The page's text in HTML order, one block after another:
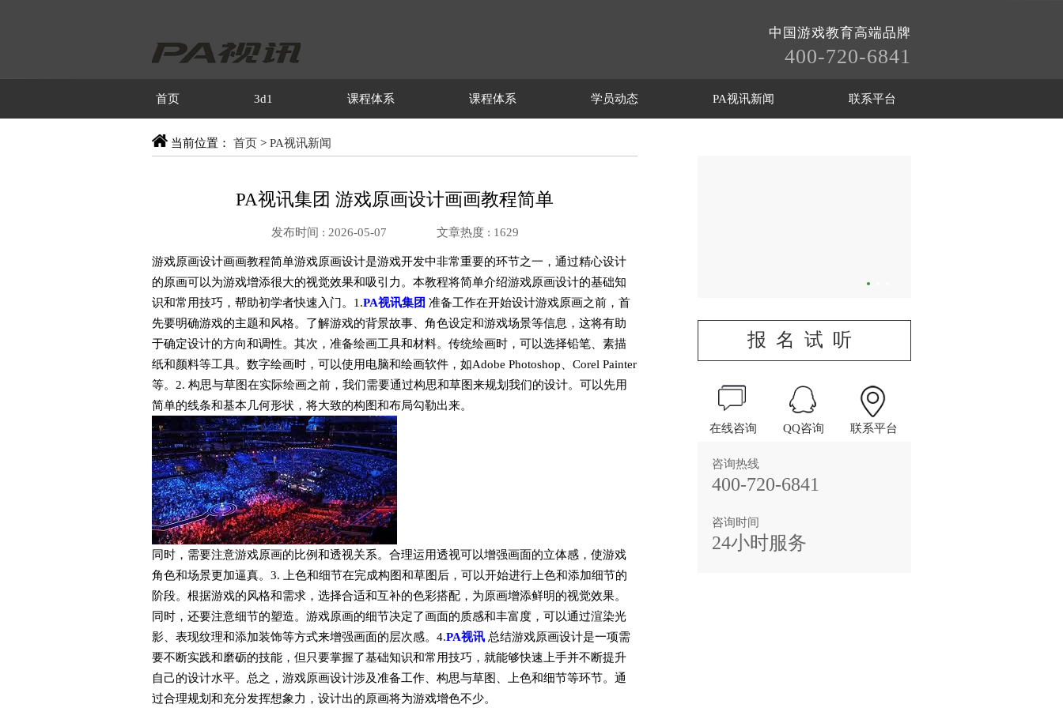
中国游戏教育高端品牌
400-720-6841
首页 3d1 课程体系 课程体系 学员动态 PA视讯新闻 联系平台
当前位置： 首页 > PA视讯新闻
PA视讯集团 游戏原画设计画画教程简单
发布时间 : 2026-05-07 文章热度 : 1629
游戏原画设计画画教程简单游戏原画设计是游戏开发中非常重要的环节之一，通过精心设计
的原画可以为游戏增添很大的视觉效果和吸引力。本教程将简单介绍游戏原画设计的基础知
识和常用技巧，帮助初学者快速入门。1.PA视讯集团 准备工作在开始设计游戏原画之前，首
先要明确游戏的主题和风格。了解游戏的背景故事、角色设定和游戏场景等信息，这将有助
于确定设计的方向和调性。其次，准备绘画工具和材料。传统绘画时，可以选择铅笔、素描
纸和颜料等工具。数字绘画时，可以使用电脑和绘画软件，如Adobe Photoshop、Corel Painter
等。2. 构思与草图在实际绘画之前，我们需要通过构思和草图来规划我们的设计。可以先用
简单的线条和基本几何形状，将大致的构图和布局勾勒出来。
同时，需要注意游戏原画的比例和透视关系。合理运用透视可以增强画面的立体感，使游戏
角色和场景更加逼真。3. 上色和细节在完成构图和草图后，可以开始进行上色和添加细节的
阶段。根据游戏的风格和需求，选择合适和互补的色彩搭配，为原画增添鲜明的视觉效果。
同时，还要注意细节的塑造。游戏原画的细节决定了画面的质感和丰富度，可以通过渲染光
影、表现纹理和添加装饰等方式来增强画面的层次感。4.PA视讯 总结游戏原画设计是一项需
要不断实践和磨砺的技能，但只要掌握了基础知识和常用技巧，就能够快速上手并不断提升
自己的设计水平。总之，游戏原画设计涉及准备工作、构思与草图、上色和细节等环节。通
过合理规划和充分发挥想象力，设计出的原画将为游戏增色不少。
报名试听
在线咨询 QQ咨询 联系平台
咨询热线
400-720-6841
咨询时间
24小时服务